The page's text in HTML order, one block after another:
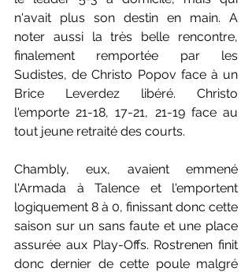
n'avait plus son destin en main. A
noter aussi la très belle rencontre,
finalement remportée par les
Sudistes, de Christo Popov face à un
Brice Leverdez libéré. Christo
l'emporte 21-18, 17-21, 21-19 face au
tout jeune retraité des courts.
Chambly, eux, avaient emmené
l'Armada à Talence et l'emportent
logiquement 8 à 0, finissant donc cette
saison sur un sans faute et une place
assurée aux Play-Offs. Rostrenen finit
donc dernier de cette poule malgré